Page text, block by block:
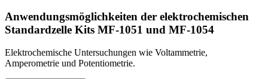
Anwendungsmöglichkeiten der elektrochemischen
Standardzelle Kits MF-1051 und MF-1054
Elektrochemische Untersuchungen wie Voltammetrie,
Amperometrie und Potentiometrie.